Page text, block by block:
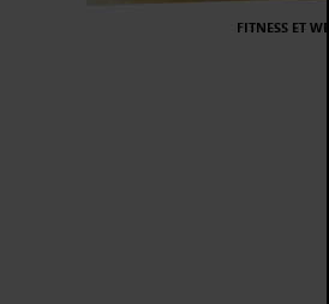
FITNESS ET